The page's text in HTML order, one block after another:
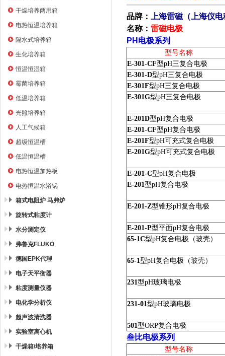
干燥培养两用箱
电热恒温培养箱
隔水式培养箱
生化培养箱
恒温恒湿箱
霉菌培养箱
低温培养箱
光照培养箱
人工气候箱
超级恒温槽
低温恒温槽
电热恒温加热板
电热恒温水浴锅
箱式电阻炉 马弗炉
旋转式粘度计
水分测定仪
弗鲁克FLUKO
德国EPK代理
电子天平衡器
粘度测量仪器
电化学分析仪
超声波清洗器
实验室离心机
干燥箱/培养箱
品牌： 上海雷磁（ 上海仪
名称： 雷磁电极
PH电极系列
型号名称
E-301-CF型pH三复合电极
E-301-D型pH三复合电极
E-301F型pH三复合电极
E-301G型pH三复合电极
E-201D型pH复合电极
E-201-CF型pH复合电极
E-201F型pH可充式复合电极
E-201G型pH可充式复合电极
E-201-C型pH复合电极
E-201型pH复合电极
E-201-Z型锥形pH复合电极
E-201-P型平面pH复合电极
65-1C型pH复合电极（玻壳）
65-1型pH复合电极（玻壳）
231型pH玻璃电极
231-01型pH玻璃电极
501型ORP复合电极
叁比电极系列
型号名称